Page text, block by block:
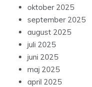
oktober 2025
september 2025
august 2025
juli 2025
juni 2025
maj 2025
april 2025